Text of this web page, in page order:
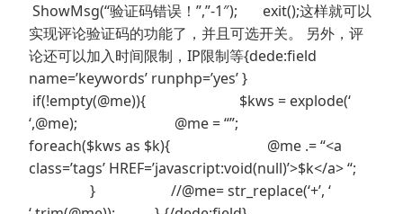
ShowMsg(“验证码错误！”,”-1″); exit();这样就可以
实现评论验证码的功能了，并且可选开关。 另外，评
论还可以加入时间限制，IP限制等{dede:field
name=’keywords’ runphp=’yes’ }
if(!empty(@me)){ $kws = explode(‘
‘,@me); @me = “”;
foreach($kws as $k){ @me .= “<a
class=’tags’ HREF=’javascript:void(null)’>$k</a> “;
} //@me= str_replace(‘+’, ‘